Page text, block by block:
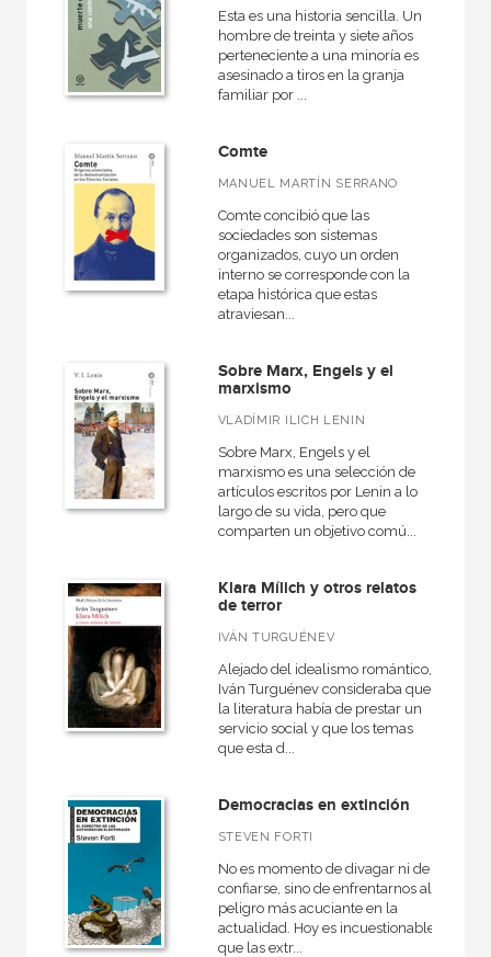
Esta es una historia sencilla. Un
hombre de treinta y siete años
perteneciente a una minoría es
asesinado a tiros en la granja
familiar por ...
Comte
MANUEL MARTÍN SERRANO
Comte concibió que las
sociedades son sistemas
organizados, cuyo un orden
interno se corresponde con la
etapa histórica que estas
atraviesan...
Sobre Marx, Engels y el
marxismo
VLADÍMIR ILICH LENIN
Sobre Marx, Engels y el
marxismo es una selección de
artículos escritos por Lenin a lo
largo de su vida, pero que
comparten un objetivo comú...
Klara Mílich y otros relatos
de terror
IVÁN TURGUÉNEV
Alejado del idealismo romántico,
Iván Turguénev consideraba que
la literatura había de prestar un
servicio social y que los temas
que esta d...
Democracias en extinción
STEVEN FORTI
No es momento de divagar ni de
confiarse, sino de enfrentarnos al
peligro más acuciante en la
actualidad. Hoy es incuestionable
que las extr...